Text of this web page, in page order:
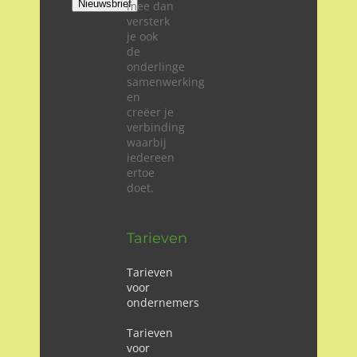
Nieuwsbriefmee dan
versterk
je ook
de
onderlinge
samenwerking
en
creëer je
verbinding
waarbij
iedereen
ertoe
doet.
Tarieven
Tarieven
voor
ondernemers
Tarieven
voor